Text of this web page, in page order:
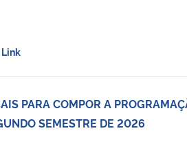
PARA COMPOR A
SEMESTRE DE 2026